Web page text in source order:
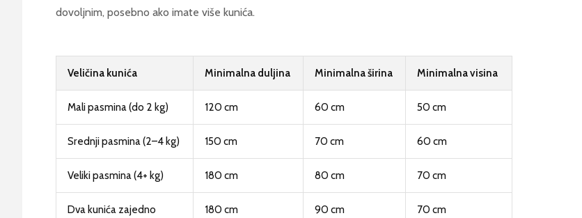
dovoljnim, posebno ako imate više kunića.
Veličina kunića Minimalna duljina Minimalna širina Minimalna visina
Mali pasmina (do 2 kg) 120 cm 60 cm 50 cm
Srednji pasmina (2–4 kg) 150 cm 70 cm 60 cm
Veliki pasmina (4+ kg) 180 cm 80 cm 70 cm
Dva kunića zajedno 180 cm 90 cm 70 cm